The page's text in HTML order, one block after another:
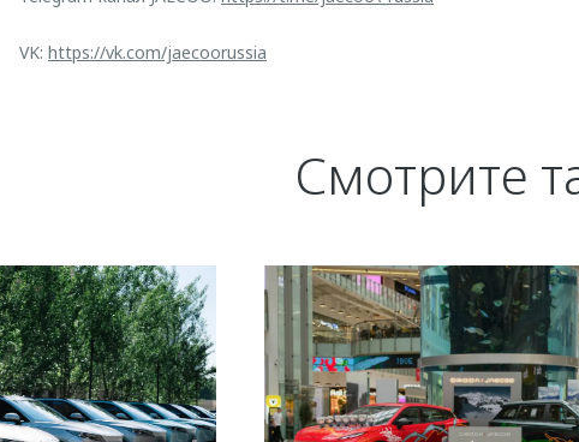
VK: https://vk.com/jaecoorussia
Смотрите